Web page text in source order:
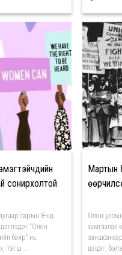
сонирхолтой
сарын 8-нд
“Олон
баяр” нь
тэгш ...
Мартын
Олон
хамгаалах
цэцэг,